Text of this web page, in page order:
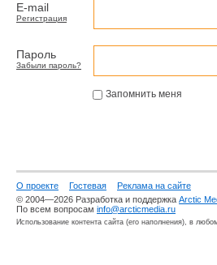
E-mail
Регистрация
Пароль
Забыли пароль?
Запомнить меня
О проекте Гостевая
Реклама на сайте
© 2004—2026 Разработка и поддержка Arctic
По всем вопросам info@arcticmedia.ru
Использование контента сайта (его наполнения), в